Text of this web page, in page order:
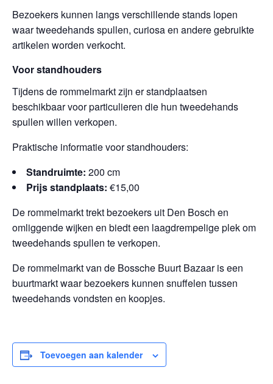
Bezoekers kunnen langs verschillende stands lopen
waar tweedehands spullen, curiosa en andere gebruikte
artikelen worden verkocht.
Voor standhouders
Tijdens de rommelmarkt zijn er standplaatsen
beschikbaar voor particulieren die hun tweedehands
spullen willen verkopen.
Praktische informatie voor standhouders:
Standruimte: 200 cm
Prijs standplaats: €15,00
De rommelmarkt trekt bezoekers uit Den Bosch en
omliggende wijken en biedt een laagdrempelige plek om
tweedehands spullen te verkopen.
De rommelmarkt van de Bossche Buurt Bazaar is een
buurtmarkt waar bezoekers kunnen snuffelen tussen
tweedehands vondsten en koopjes.
Toevoegen aan kalender